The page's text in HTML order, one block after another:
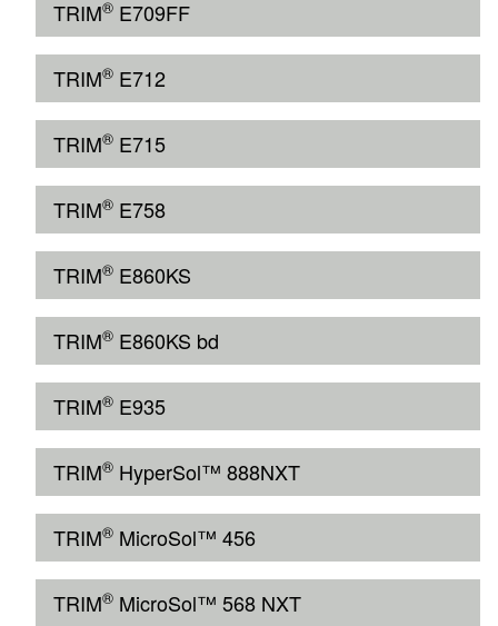
TRIM® E709FF
TRIM® E712
TRIM® E715
TRIM® E758
TRIM® E860KS
TRIM® E860KS bd
TRIM® E935
TRIM® HyperSol™ 888NXT
TRIM® MicroSol™ 456
TRIM® MicroSol™ 568 NXT